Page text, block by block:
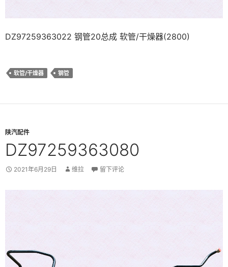
DZ97259363022 钢管20总成 软管/干燥器(2800)
软管/干燥器 钢管
陕汽配件
DZ97259363080
2021年6月29日 维拉 留下评论